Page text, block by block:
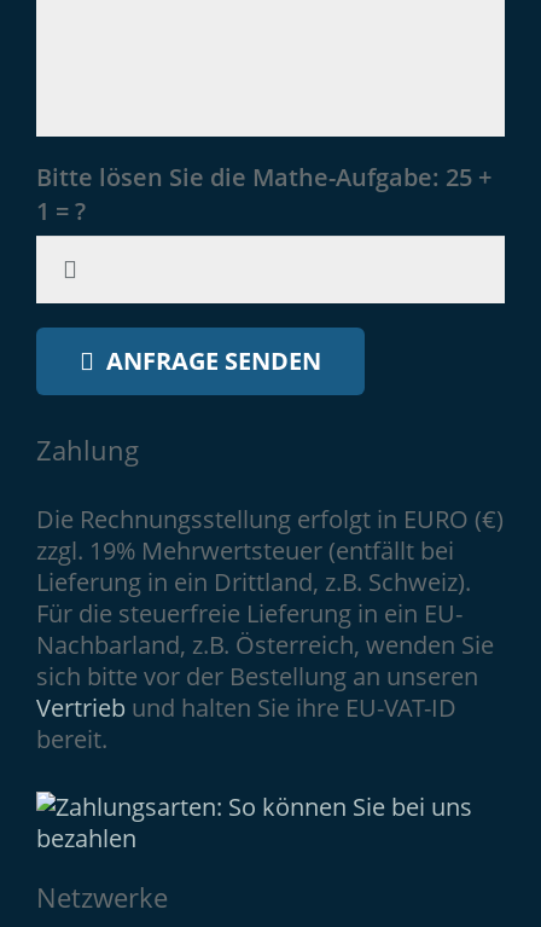
Bitte lösen Sie die Mathe-Aufgabe: 25 +
1 = ?
ANFRAGE SENDEN
Zahlung
Die Rechnungsstellung erfolgt in EURO (€)
zzgl. 19% Mehrwertsteuer (entfällt bei
Lieferung in ein Drittland, z.B. Schweiz).
Für die steuerfreie Lieferung in ein EU-
Nachbarland, z.B. Österreich, wenden Sie
sich bitte vor der Bestellung an unseren
Vertrieb und halten Sie ihre EU-VAT-ID
bereit.
Netzwerke